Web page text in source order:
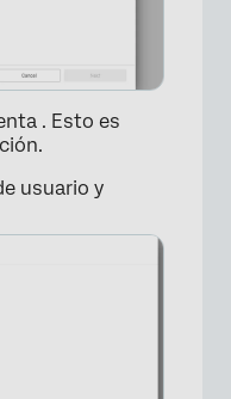
. Esto es
usuario y